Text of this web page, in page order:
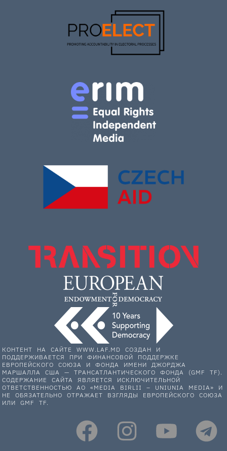
КОНТЕНТ НА САЙТЕ WWW.LAF.MD СОЗДАН И
ПОДДЕРЖИВАЕТСЯ ПРИ ФИНАНСОВОЙ ПОДДЕРЖКЕ
ЕВРОПЕЙСКОГО СОЮЗА И ФОНДА ИМЕНИ ДЖОРДЖА
МАРШАЛЛА США — ТРАНСАТЛАНТИЧЕСКОГО ФОНДА (GMF TF).
СОДЕРЖАНИЕ САЙТА ЯВЛЯЕТСЯ ИСКЛЮЧИТЕЛЬНОЙ
ОТВЕТСТВЕННОСТЬЮ АО «MEDIA BIRLII – UNIUNIA MEDIA» И
НЕ ОБЯЗАТЕЛЬНО ОТРАЖАЕТ ВЗГЛЯДЫ ЕВРОПЕЙСКОГО СОЮЗА
ИЛИ GMF TF.